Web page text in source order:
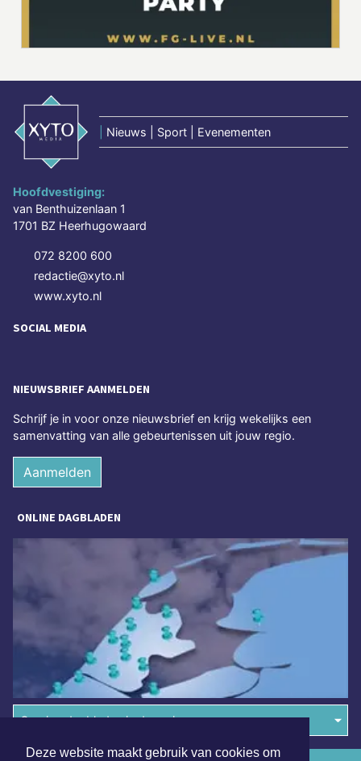
Deze website maakt gebruik van cookies om
Nieuws | Sport | Evenementen
Hoofdvestiging:
van Benthuizenlaan 1
1701 BZ Heerhugowaard
072 8200 600
redactie@xyto.nl
www.xyto.nl
SOCIAL MEDIA
NIEUWSBRIEF AANMELDEN
Schrijf je in voor onze nieuwsbrief en krijg wekelijks een
samenvatting van alle gebeurtenissen uit jouw regio.
Aanmelden
ONLINE DAGBLADEN
Overige dagbladen in de regio